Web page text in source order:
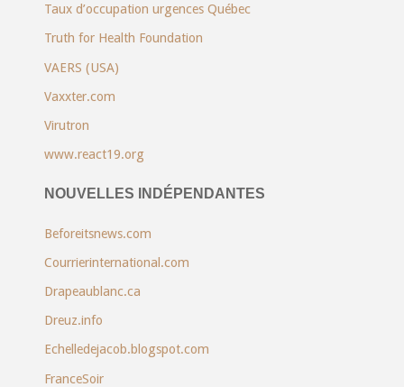
Taux d’occupation urgences Québec
Truth for Health Foundation
VAERS (USA)
Vaxxter.com
Virutron
www.react19.org
NOUVELLES INDÉPENDANTES
Beforeitsnews.com
Courrierinternational.com
Drapeaublanc.ca
Dreuz.info
Echelledejacob.blogspot.com
FranceSoir